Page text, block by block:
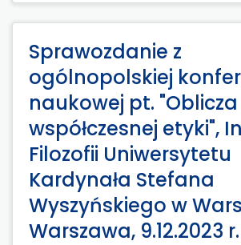
Sprawozdanie z
ogólnopolskiej
naukowej pt. "Oblicza
współczesnej etyki",
Filozofii Uniwersytetu
Kardynała Stefana
Wyszyńskiego w
Warszawa, 9.12.2023 r.